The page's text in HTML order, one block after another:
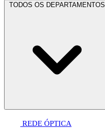
TODOS OS DEPARTAMENTOS
REDE ÓPTICA